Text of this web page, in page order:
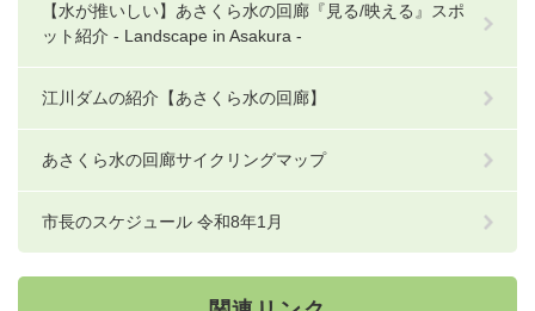
【水が推いしい】あさくら水の回廊『見る/映える』スポ
ット紹介 - Landscape in Asakura -
江川ダムの紹介【あさくら水の回廊】
あさくら水の回廊サイクリングマップ
市長のスケジュール 令和8年1月